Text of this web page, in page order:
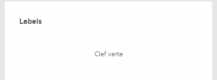
Labels
Labels
Clef verte